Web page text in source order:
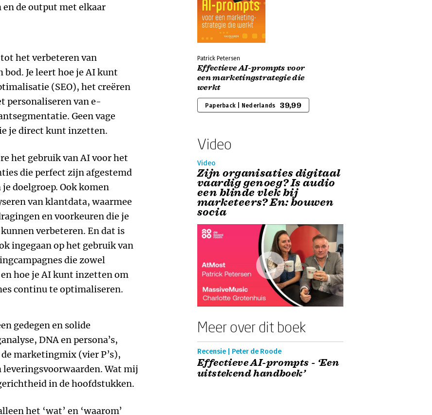
de output met elkaar
het verbeteren van
Je leert hoe je AI kunt
(SEO), het creëren
personaliseren van e-
Geen vage
je direct kunt inzetten.
het gebruik van AI voor het
die perfect zijn afgestemd
doelgroep. Ook komen
van klantdata, waarmee
en voorkeuren die je
verbeteren. En dat is
ingegaan op het gebruik van
die zowel
hoe je AI kunt inzetten om
continu te optimaliseren.
gedegen en solide
DNA en persona’s,
marketingmix (vier P’s),
Wat mij
in de hoofdstukken.
het ‘wat’ en ‘waarom’
Patrick Petersen
Effectieve AI-prompts voor
een marketingstrategie die
werkt
Paperback | Nederlands 39,99
Video
Video
Zijn organisaties digitaal
vaardig genoeg? Is audio
een blinde vlek bij
marketeers? En: bouwen
socia
Meer over dit boek
Recensie | Peter de Roode
Effectieve AI-prompts - ‘Een
uitstekend handboek’